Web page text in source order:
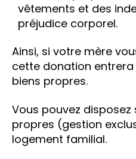
vêtements et des
préjudice corporel.
Ainsi, si votre mère
cette donation
biens propres.
Vous pouvez disposez
propres (gestion
logement familial.